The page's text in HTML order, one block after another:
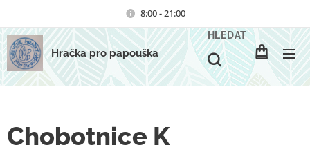
8:00 - 21:00
Hračka pro papouška
HLEDAT
Chobotnice K